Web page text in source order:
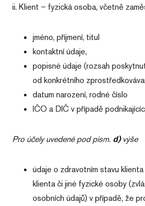
ii. Klient – fyzická osoba, včetně
jméno, příjmení, titul
kontaktní údaje,
popisné údaje (rozsah
od konkrétního
datum narození, rodné číslo
IČO a DIČ v případě
Pro účely uvedené pod písm. d)výše
údaje o zdravotním stavu
klienta či jiné fyzické osoby
osobních údajů) v případě, že